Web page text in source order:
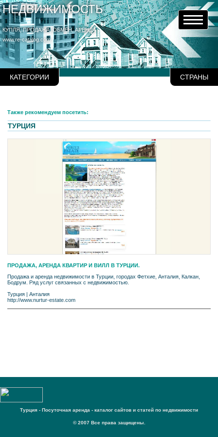
НЕДВИЖИМОСТЬ
КУПЛЯ, ПРОДАЖА, ОБМЕН, АРЕНДА
www.re-catalog.com
КАТЕГОРИИ СТРАНЫ
Также рекомендуем посетить:
ТУРЦИЯ
ПРОДАЖА, АРЕНДА КВАРТИР И ВИЛЛ В ТУРЦИИ.
Продажа и аренда недвижимости в Турции, городах Фетхие, Анталия, Калкан,
Бодрум. Ряд услуг связанных с недвижимостью.
Турция
Анталия
http://www.nurtur-estate.com
Турция - Посуточная аренда - каталог сайтов и статей по недвижимости
© 2007 Все права защищены.